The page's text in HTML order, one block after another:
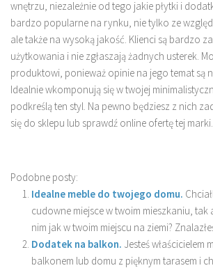
wnętrzu, niezależnie od tego jakie płytki i
bardzo popularne na rynku, nie tylko ze
ale także na wysoką jakość. Klienci są bardzo
użytkowania i nie zgłaszają żadnych usterek.
produktowi, ponieważ opinie na jego temat są
Idealnie wkomponują się w twojej
podkreślą ten styl. Na pewno będziesz z nich
się do sklepu lub sprawdź online ofertę tej marki.
Podobne posty:
Idealne meble do twojego domu.
cudowne miejsce w twoim mieszkaniu, tak
nim jak w twoim miejscu na ziemi?
Dodatek na balkon. Jesteś właścicielem
balkonem lub domu z pięknym tarasem i